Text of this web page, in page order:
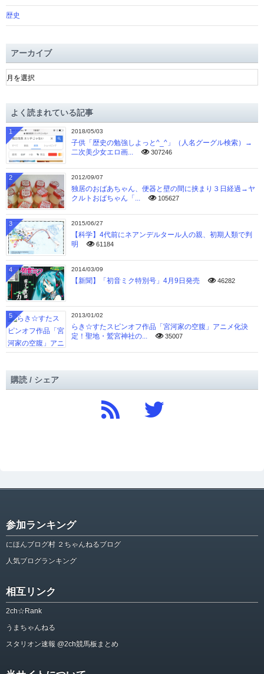
歴史
アーカイブ
ア
ー
ブよく読まれている記事
2018/05/03
子供「歴史の勉強しよっと^_^」（人名グーグル検索）→
二次美少女エロ画...
307246
1
2012/09/07
独居のおばあちゃん、便器と壁の間に挟まり３日経過→ヤ
クルトおばちゃん「...
105627
2
2015/06/27
【科学】4代前にネアンデルタール人の親、初期人類で判
明
61184
3
2014/03/09
【新聞】「初音ミク特別号」4月9日発売 46282
4
2013/01/02
らき☆すたスピンオフ作品「宮河家の空腹」アニメ化決
定！聖地・鷲宮神社の...
35007
5
購読 / シェア
参加ランキング
にほんブログ村 ２ちゃんねるブログ
人気ブログランキング
相互リンク
2ch☆Rank
うまちゃんねる
スタリオン速報 @2ch競馬板まとめ